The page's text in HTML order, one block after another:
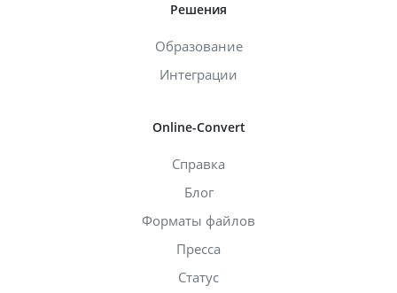
Решения
Образование
Интеграции
Online-Convert
Справка
Блог
Форматы файлов
Пресса
Статус